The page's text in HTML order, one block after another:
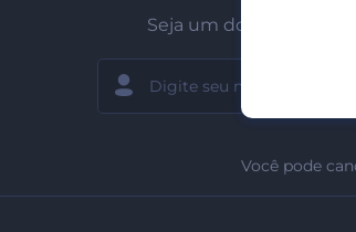
Seja um dos primeiros
Você pode